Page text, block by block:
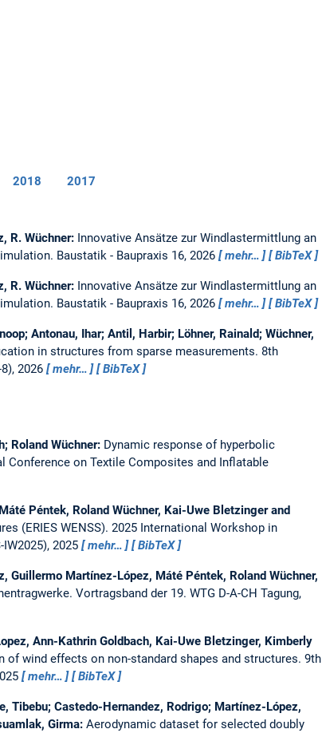
2018 2017
R. Wüchner: Innovative Ansätze zur Windlastermittlung an
Baustatik - Baupraxis 16, 2026 mehr… BibTeX
R. Wüchner: Innovative Ansätze zur Windlastermittlung an
Baustatik - Baupraxis 16, 2026 mehr… BibTeX
Antonau, Ihar; Antil, Harbir; Löhner, Rainald; Wüchner,
in structures from sparse measurements. 8th
2026
mehr… BibTeX
Roland Wüchner: Dynamic response of hyperbolic
Conference on Textile Composites and Inflatable
Péntek, Roland Wüchner, Kai-Uwe Bletzinger and
(ERIES WENSS). 2025 International Workshop in
2025
mehr… BibTeX
Guillermo Martínez-López, Máté Péntek, Roland Wüchner,
Vortragsband der 19. WTG D-A-CH Tagung,
Ann-Kathrin Goldbach, Kai-Uwe Bletzinger, Kimberly
of wind effects on non-standard shapes and structures. 9th
mehr… BibTeX
Tibebu; Castedo-Hernandez, Rodrigo; Martínez-López,
Girma: Aerodynamic dataset for selected doubly